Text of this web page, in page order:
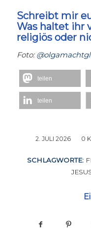
Schreibt mir
Was haltet ihr
religiös oder
Foto:
teilen
teilen
2. JULI 2026
/ 0
SCHLAGWORTE: